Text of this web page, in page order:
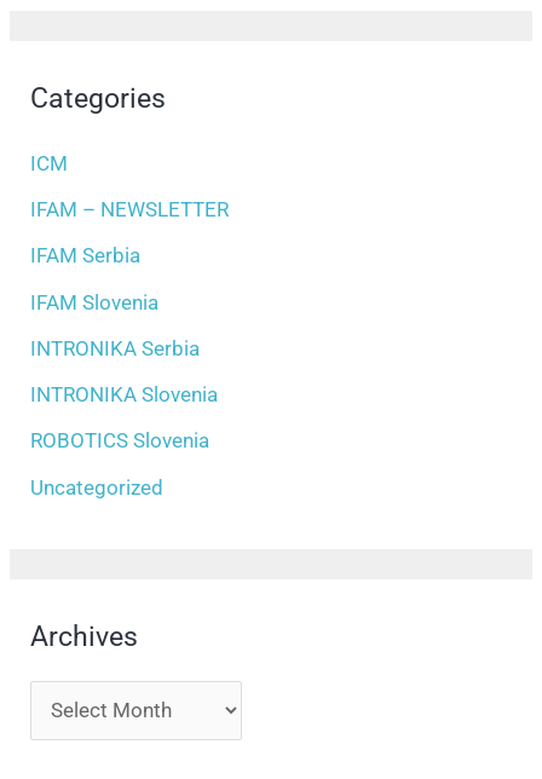
Categories
ICM
IFAM – NEWSLETTER
IFAM Serbia
IFAM Slovenia
INTRONIKA Serbia
INTRONIKA Slovenia
ROBOTICS Slovenia
Uncategorized
Archives